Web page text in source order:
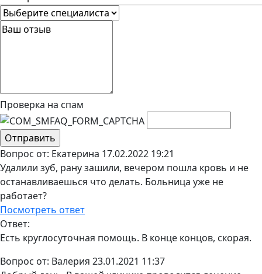
Проверка на спам
Вопрос от: Екатерина 17.02.2022 19:21
Удалили зуб, рану зашили, вечером пошла кровь и не
останавливаешься что делать. Больница уже не
работает?
Посмотреть ответ
Ответ:
Есть круглосуточная помощь. В конце концов, скорая.
Вопрос от: Валерия 23.01.2021 11:37